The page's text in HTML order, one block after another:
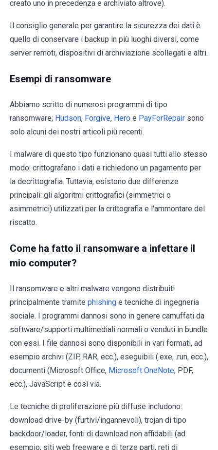
creato uno in precedenza e archiviato altrove).
Il consiglio generale per garantire la sicurezza dei dati è
quello di conservare i backup in più luoghi diversi, come
server remoti, dispositivi di archiviazione scollegati e altri.
Esempi di ransomware
Abbiamo scritto di numerosi programmi di tipo
ransomware; Hudson, Forgive, Hero e PayForRepair sono
solo alcuni dei nostri articoli più recenti.
I malware di questo tipo funzionano quasi tutti allo stesso
modo: crittografano i dati e richiedono un pagamento per
la decrittografia. Tuttavia, esistono due differenze
principali: gli algoritmi crittografici (simmetrici o
asimmetrici) utilizzati per la crittografia e l'ammontare del
riscatto.
Come ha fatto il ransomware a infettare il
mio computer?
Il ransomware e altri malware vengono distribuiti
principalmente tramite phishing e tecniche di ingegneria
sociale. I programmi dannosi sono in genere camuffati da
software/supporti multimediali normali o venduti in bundle
con essi. I file dannosi sono disponibili in vari formati, ad
esempio archivi (ZIP, RAR, ecc.), eseguibili (.exe, .run, ecc.),
documenti (Microsoft Office, Microsoft OneNote, PDF,
ecc.), JavaScript e così via.
Le tecniche di proliferazione più diffuse includono:
download drive-by (furtivi/ingannevoli), trojan di tipo
backdoor/loader, fonti di download non affidabili (ad
esempio, siti web freeware e di terze parti, reti di